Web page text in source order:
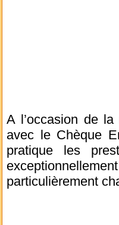
A l’occasion de
avec le Chèque
pratique les
particulièrement